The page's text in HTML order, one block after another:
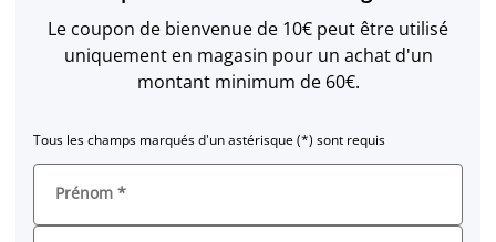
Le coupon de bienvenue de 10€ peut être utilisé
uniquement en magasin pour un achat d'un
montant minimum de 60€.
Tous les champs marqués d'un astérisque (*) sont requis
Prénom *